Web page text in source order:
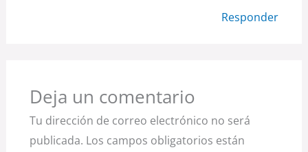
Responder
Deja un comentario
Tu dirección de correo electrónico no será
publicada. Los campos obligatorios están